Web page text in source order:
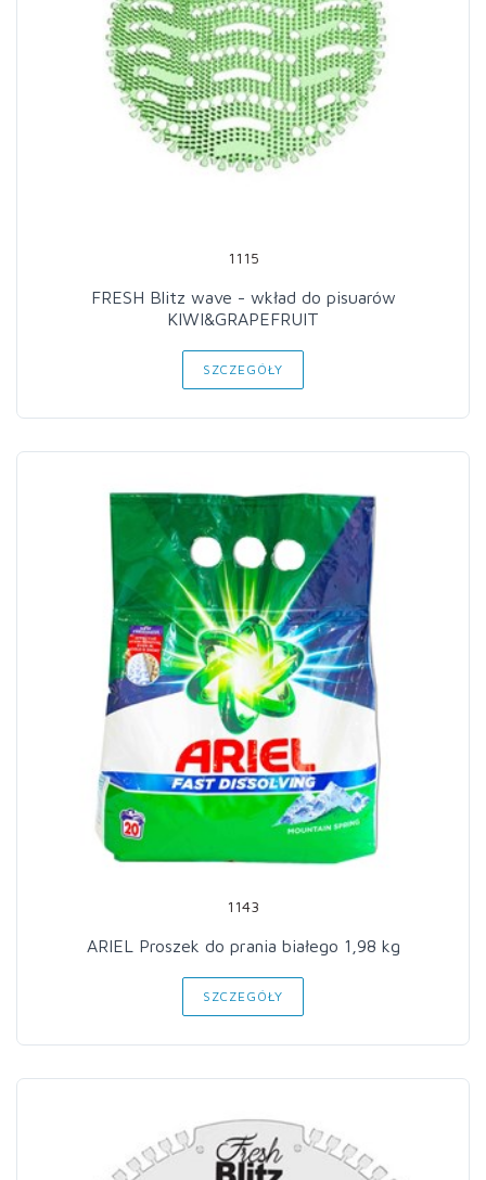
1115
FRESH Blitz wave - wkład do pisuarów
KIWI&GRAPEFRUIT
SZCZEGÓŁY
1143
ARIEL Proszek do prania białego 1,98 kg
SZCZEGÓŁY